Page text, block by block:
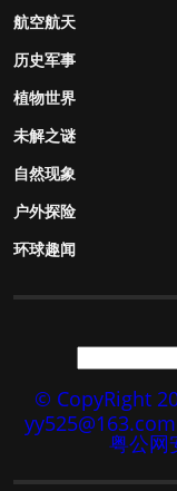
航空航天
历史军事
植物世界
未解之谜
自然现象
户外探险
环球趣闻
© CopyRight
yy525@163.com
粤公网